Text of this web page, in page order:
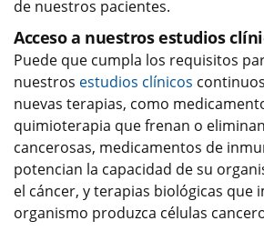
de nuestros pacientes.
Acceso a nuestros estudios
Puede que cumpla los requisitos
nuestros estudios clínicos
nuevas terapias, como
quimioterapia que frenan o
cancerosas, medicamentos de
potencian la capacidad de su
el cáncer, y terapias biológicas que
organismo produzca células